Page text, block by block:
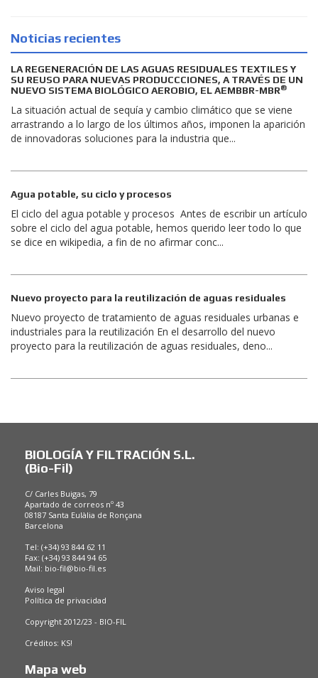
Noticias recientes
LA REGENERACIÓN DE LAS AGUAS RESIDUALES TEXTILES Y
SU REUSO PARA NUEVAS PRODUCCCIONES, A TRAVÉS DE UN
NUEVO SISTEMA BIOLÓGICO AEROBIO, EL AEMBBR-MBR®
La situación actual de sequía y cambio climático que se viene
arrastrando a lo largo de los últimos años, imponen la aparición
de innovadoras soluciones para la industria que...
Agua potable, su ciclo y procesos
El ciclo del agua potable y procesos Antes de escribir un artículo
sobre el ciclo del agua potable, hemos querido leer todo lo que
se dice en wikipedia, a fin de no afirmar conc...
Nuevo proyecto para la reutilización de aguas residuales
Nuevo proyecto de tratamiento de aguas residuales urbanas e
industriales para la reutilización En el desarrollo del nuevo
proyecto para la reutilización de aguas residuales, deno...
BIOLOGÍA Y FILTRACIÓN S.L.
(Bio-Fil)
C/ Carles Buigas, 79
Apartado de correos nº 43
08187 Santa Eulàlia de Ronçana
Barcelona
Tel: (+34) 93 844 62 11
Fax: (+34) 93 844 94 65
Mail: bio-fil@bio-fil.es
Aviso legal
Política de privacidad
Copyright 2012/23 - BIO-FIL
Créditos: KS!
Mapa web